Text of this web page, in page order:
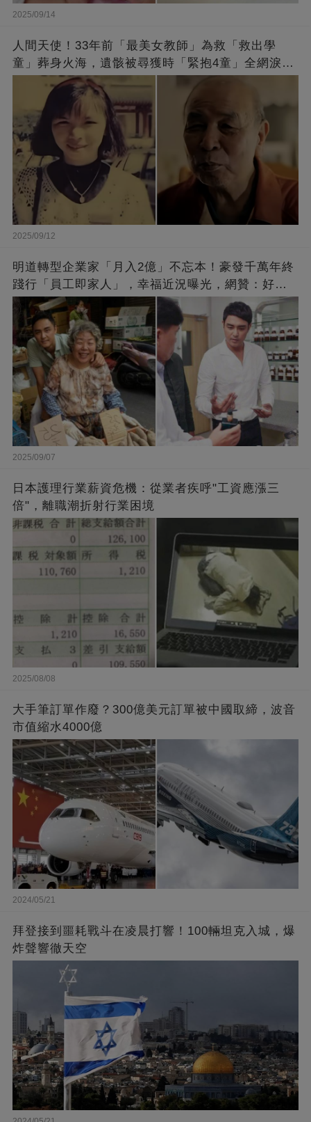
2025/09/14
人間天使！33年前「最美女教師」為救「救出學
童」葬身火海，遺骸被尋獲時「緊抱4童」全網淚
崩：真正的英雄不該被遺忘
2025/09/12
明道轉型企業家「月入2億」不忘本！豪發千萬年終
踐行「員工即家人」，幸福近況曝光，網贊：好老
闆的福報
2025/09/07
日本護理行業薪資危機：從業者疾呼"工資應漲三
倍"，離職潮折射行業困境
2025/08/08
大手筆訂單作廢？300億美元訂單被中國取締，波音
市值縮水4000億
2024/05/21
拜登接到噩耗戰斗在凌晨打響！100輛坦克入城，爆
炸聲響徹天空